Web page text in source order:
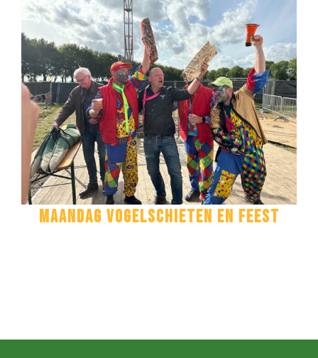
MAANDAG VOGELSCHIETEN EN FEEST